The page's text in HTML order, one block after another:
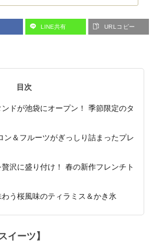
LINE共有 URLコピー
目次
ドが池袋にオープン！ 季節限定のタ
ン＆フルーツがぎっしり詰まったプレ
沢に盛り付け！ 春の新作フレンチト
う桜風味のティラミス＆かき氷
イーツ】